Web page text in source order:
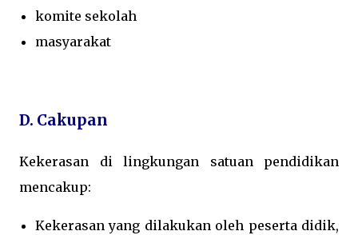
komite sekolah
masyarakat
D. Cakupan
Kekerasan di lingkungan satuan pendidikan
mencakup:
Kekerasan yang dilakukan oleh peserta didik,